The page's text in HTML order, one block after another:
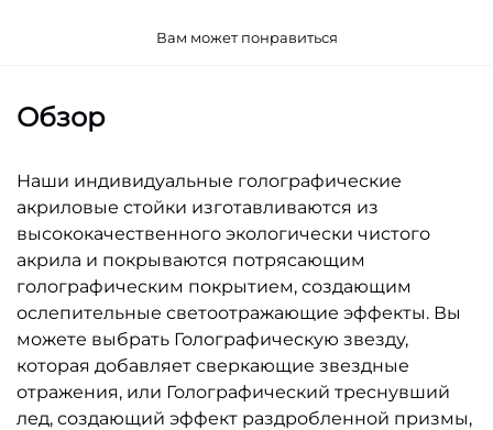
Вам может понравиться
Обзор
Наши индивидуальные голографические
акриловые стойки изготавливаются из
высококачественного экологически чистого
акрила и покрываются потрясающим
голографическим покрытием, создающим
ослепительные светоотражающие эффекты. Вы
можете выбрать Голографическую звезду,
которая добавляет сверкающие звездные
отражения, или Голографический треснувший
лед, создающий эффект раздробленной призмы,